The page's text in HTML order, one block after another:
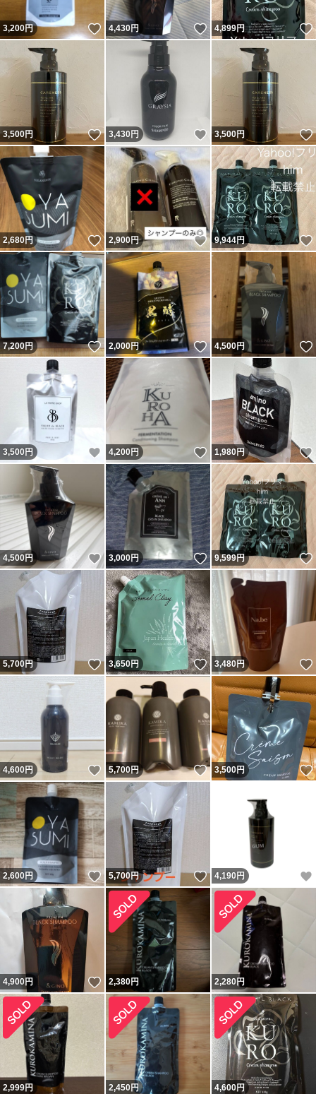
3,200円 いいね！
4,430円 いいね！
4,899円
3,500円 いいね！
3,430 円 いいね！
3,500円
2,680円 いいね！
2,900円 いいね！
9,944円
7,200円 いいね！
2,000円 いいね！
4,500円
3,500 円 いいね！
4,200円 いいね！
1,980円
4,500円 いいね！
3,000円 いいね！
9,599円
5,700円 いいね！
3,650円 いいね！
3,480円
4,600円 いいね！
5,700円 いいね！
3,500円
2,600円 いいね！
5,700円 いいね！
4,190 円
4,900円 いいね！
2,380円 2,280円
2,999円 2,450円 4,600円